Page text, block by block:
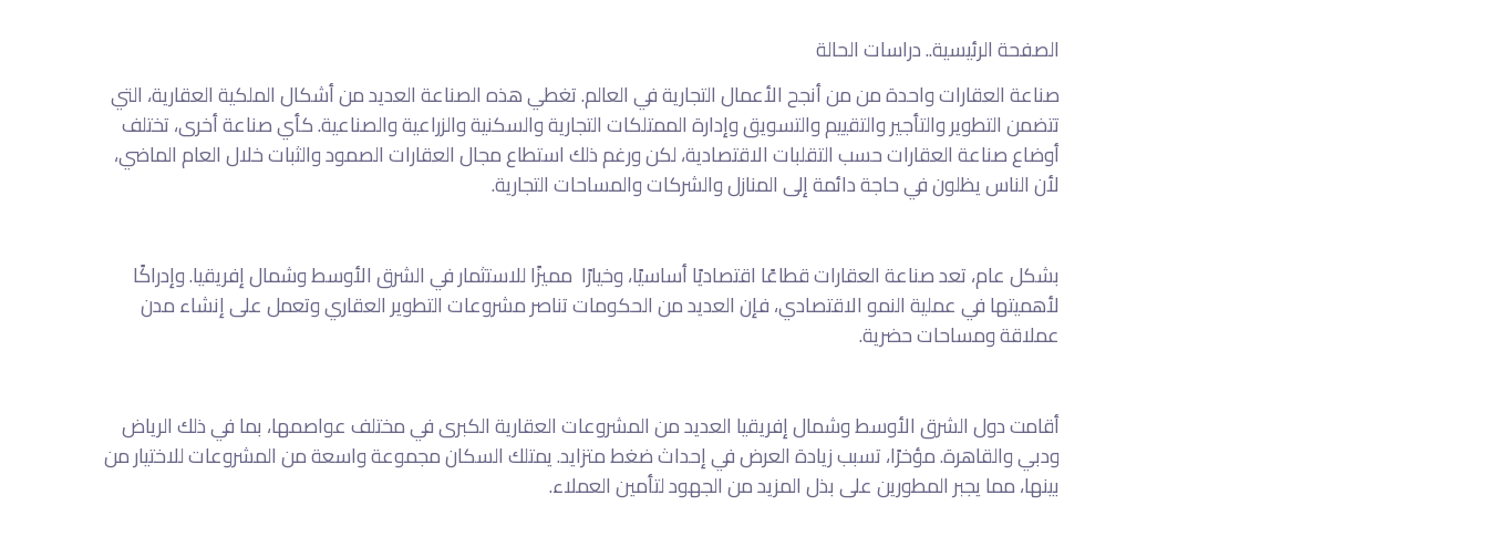
الصفحة الرئيسية.. دراسات الحالة
صناعة العقارات واحدة من من أنجح الأعمال التجارية في العالم. تغطي هذه الصناعة العديد من أشكال الملكية العقارية، التي
تتضمن التطوير والتأجير والتقييم والتسويق وإدارة الممتلكات التجارية والسكنية والزراعية والصناعية. كأي صناعة أخرى، تختلف
أوضاع صناعة العقارات حسب التقلبات الاقتصادية، لكن ورغم ذلك استطاع مجال العقارات الصمود والثبات خلال العام الماضي،
لأن الناس يظلون في حاجة دائمة إلى المنازل والشركات والمساحات التجارية.
بشكل عام، تعد صناعة العقارات قطاعًا اقتصاديًا أساسيًا، وخيارًا مميزًا للاستثمار في الشرق الأوسط وشمال إفريقيا. وإدراكًا
لأهميتها في عملية النمو الاقتصادي، فإن العديد من الحكومات تناصر مشروعات التطوير العقاري وتعمل على إنشاء مدن
عملاقة ومساحات حضرية.
أقامت دول الشرق الأوسط وشمال إفريقيا العديد من المشروعات العقارية الكبرى في مختلف عواصمها، بما في ذلك الرياض
ودبي والقاهرة. مؤخرًا، تسبب زيادة العرض في إحداث ضغط متزايد. يمتلك السكان مجموعة واسعة من المشروعات للاختيار من
بينها، مما يجبر المطورين على بذل المزيد من الجهود لتأمين العملاء.